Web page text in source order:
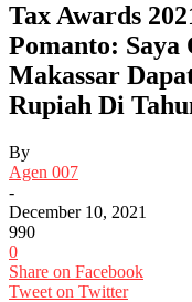
Tax Awards
Pomanto:
Makassar
Rupiah Di
By
Agen 007
-
December 10, 2021
990
0
Share on Facebook
Tweet on Twitter